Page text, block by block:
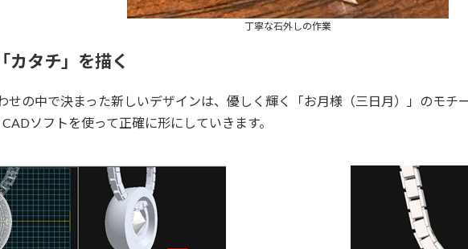
丁寧な石外しの作業
カタチ」を描く
せの中で決まった新しいデザインは、優しく輝く「お月様（三日月）」のモチ
ソフトを使って正確に形にしていきます。